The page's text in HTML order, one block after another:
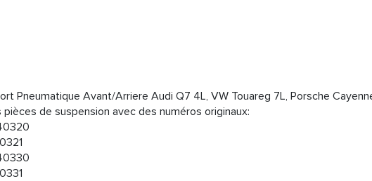
Pneumatique Avant/Arriere Audi Q7 4L, VW Touareg 7L, Porsche
de suspension avec des numéros originaux: